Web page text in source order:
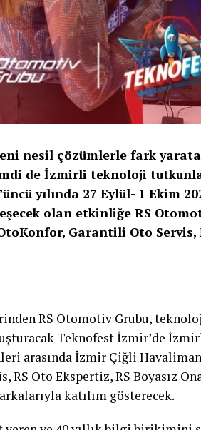
nesil çözümlerle fark
de İzmirli teknoloji
yılında 27 Eylül- 1 Ekim
olan etkinliğe RS
Garantili Oto
RS Otomotiv Grubu,
Teknofest İzmir’de
arasında İzmir Çiğli
RS Oto Ekspertiz, RS Boyasız
katılım gösterecek.